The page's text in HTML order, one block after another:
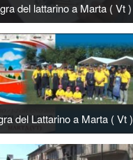
del lattarino a Marta ( Vt )
del Lattarino a Marta ( Vt )